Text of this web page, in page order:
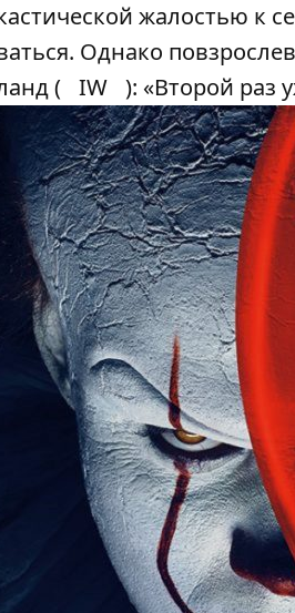
жалостью к
Однако
( IW ): «Второй раз